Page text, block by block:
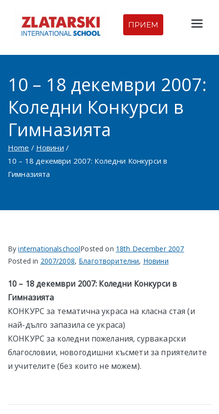
content
Междуна
родна
гимназия
Златарск
и |
Междуна
училище
в София
ПРИЕМ
10 – 18 декември 2007:
Коледни Конкурси в
Гимназията
Home
Новини
10 – 18 декември 2007: Коледни Конкурси в
Гимназията
ByinternationalschoolPosted on 18th December 2007
Posted in 2007/2008, Благотворителни, Новини
10 – 18 декември 2007: Коледни Конкурси в
Гимназията
КОНКУРС за тематична украса на класна стая (и
най-дълго запазила се украса)
КОНКУРС за коледни пожелания, сурвакарски
благословии, новогодишни късмети за приятелите
и учителите (без които не можем).